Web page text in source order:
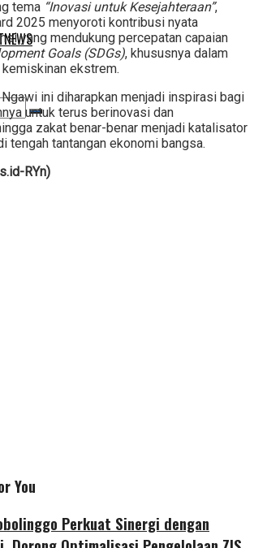
tema “Inovasi untuk Kesejahteraan”,
2025 menyoroti kontribusi nyata
yang mendukung percepatan capaian
Goals (SDGs), khususnya dalam
ekstrem.
ini diharapkan menjadi inspirasi bagi
untuk terus berinovasi dan
zakat benar-benar menjadi katalisator
tengah tantangan ekonomi bangsa.
RYn)
You
Perkuat Sinergi dengan